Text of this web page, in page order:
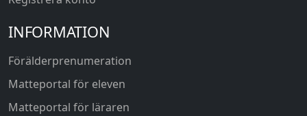
INFORMATION
Förälderprenumeration
Matteportal för eleven
Matteportal för läraren